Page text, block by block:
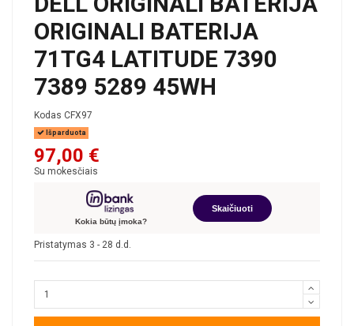
ORIGINALI BATERIJA
71TG4 LATITUDE 7390
7389 5289 45WH
Kodas CFX97
Išparduota
97,00 €
Su mokesčiais
Kokia būtų įmoka?
Skaičiuoti
Pristatymas 3 - 28 d.d.